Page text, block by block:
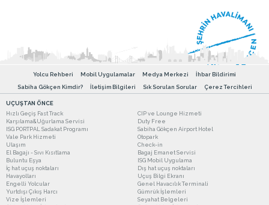
Yolcu Rehberi Mobil Uygulamalar Medya Merkezi
İhbar Bildirimi
Sabiha Gökçen Kimdir?
İletişim Bilgileri Sık Sorulan Sorular Çerez Tercihleri
UÇUŞTAN ÖNCE
Hızlı Geçiş Fast Track
CIP ve Lounge Hizmeti
Karşılama&Uğurlama Servisi
Duty Free
ISG PORTPAL Sadakat Programı
Sabiha Gökçen Airport Hotel
Vale Park Hizmeti
Otopark
Ulaşım
Check-in
El Bagajı - Sıvı Kısıtlama
Bagaj Emanet Servisi
Buluntu Eşya
ISG Mobil Uygulama
İç hat uçuş noktaları
Dış hat uçuş noktaları
Havayolları
Uçuş Bilgi Ekranı
Engelli Yolcular
Genel Havacılık Terminali
Yurtdışı Çıkış Harcı
Gümrük İşlemleri
Vize İşlemleri
Seyahat Belgeleri